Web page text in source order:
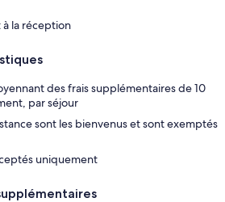
la réception
des frais supplémentaires de 10
par séjour
sont les bienvenus et sont exemptés
uniquement